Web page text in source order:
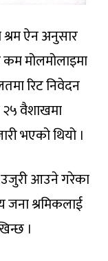
श्रम ऐन अनुसार
मोलमोलाइमा
रिट निवेदन
२५ वैशाखमा
भएको थियो ।
उजुरी आउने गरेका
श्रमिकलाई
।